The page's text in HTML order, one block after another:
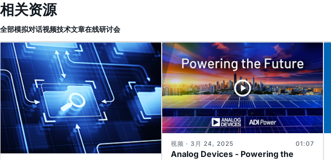
相关资源
全部模拟对话视频技术文章在线研讨会
Analog Devices - Powering the
视频 · 3月 24, 2025 01:07